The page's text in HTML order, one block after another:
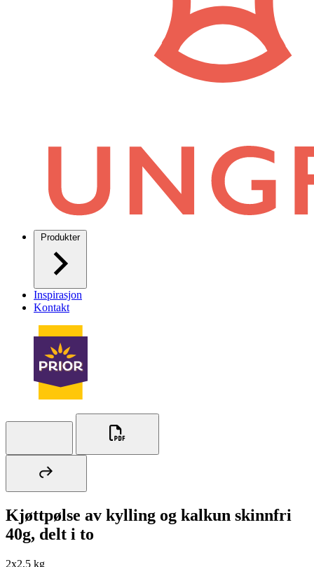
Produkter
Inspirasjon
Kontakt
Kjøttpølse av kylling og kalkun skinnfri
40g, delt i to
2x2,5 kg